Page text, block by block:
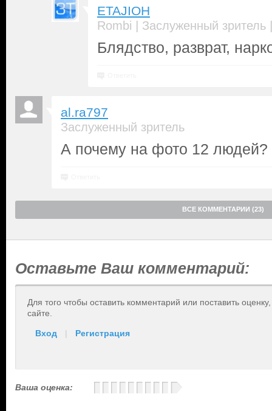
ETAJIOH
Rombi | Заслуженный зритель
Блядство, разврат,
al.ra797
Заслуженный зритель
А почему на фото 12 людей?
ВСЕ КОММЕНТАРИИ (23)
Оставьте Ваш комментарий:
Для того чтобы оставить комментарий или поставить
сайте.
Вход | Регистрация
Ваша оценка: